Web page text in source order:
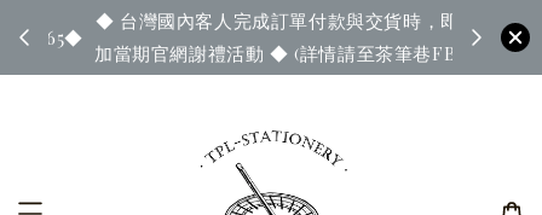
◆ 台灣國內客人完成訂單付款與交貨時，即可參
加當期官網謝禮活動 ◆ (詳情請至茶筆巷FB查看)
◆ 官